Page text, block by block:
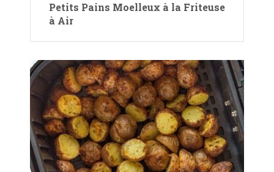
Petits Pains Moelleux à la Friteuse
à Air